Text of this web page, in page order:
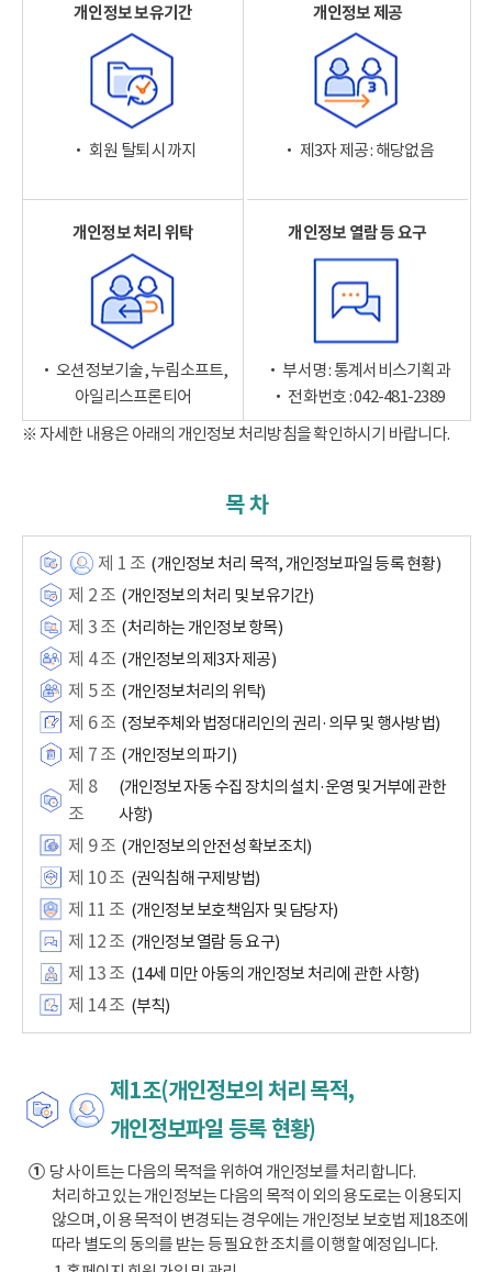
개인정보 보유기간
‧ 회원 탈퇴 시까지
개인정보 제공
‧ 제3자 제공 : 해당없음
개인정보 처리 위탁
‧ 오션정보기술, 누림소프트,
아일리스프론티어
개인정보 열람 등 요구
‧ 부서명 : 통계서비스기획과
‧ 전화번호 : 042-481-2389
※ 자세한 내용은 아래의 개인정보 처리방침을 확인하시기 바랍니다.
목 차
제 1 조 (개인정보 처리 목적, 개인정보파일 등록 현황)
제 2 조 (개인정보의 처리 및 보유기간)
제 3 조 (처리하는 개인정보 항목)
제 4 조 (개인정보의 제3자 제공)
제 5 조 (개인정보처리의 위탁)
제 6 조 (정보주체와 법정대리인의 권리·의무 및 행사방법)
제 7 조 (개인정보의 파기)
제 8
조
(개인정보 자동 수집 장치의 설치·운영 및 거부에 관한
사항)
제 9 조 (개인정보의 안전성 확보조치)
제 10 조 (권익침해 구제방법)
제 11 조 (개인정보 보호책임자 및 담당자)
제 12 조 (개인정보 열람 등 요구)
제 13 조 (14세 미만 아동의 개인정보 처리에 관한 사항)
제 14 조 (부칙)
제1조(개인정보의 처리 목적,
개인정보파일 등록 현황)
①당 사이트는 다음의 목적을 위하여 개인정보를 처리합니다.
처리하고 있는 개인정보는 다음의 목적 이외의 용도로는 이용되지
않으며, 이용 목적이 변경되는 경우에는 개인정보 보호법 제18조에
따라 별도의 동의를 받는 등 필요한 조치를 이행할 예정입니다.